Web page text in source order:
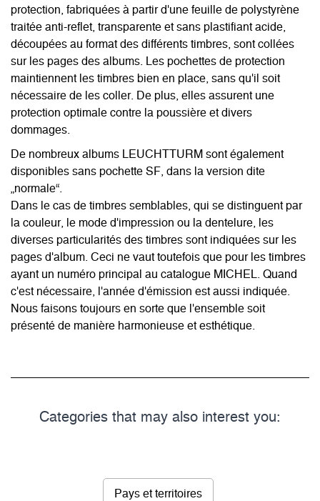
protection, fabriquées à partir d'une feuille de polystyrène
traitée anti-reflet, transparente et sans plastifiant acide,
découpées au format des différents timbres, sont collées
sur les pages des albums. Les pochettes de protection
maintiennent les timbres bien en place, sans qu'il soit
nécessaire de les coller. De plus, elles assurent une
protection optimale contre la poussière et divers
dommages.
De nombreux albums LEUCHTTURM sont également
disponibles sans pochette SF, dans la version dite
„normale“.
Dans le cas de timbres semblables, qui se distinguent par
la couleur, le mode d'impression ou la dentelure, les
diverses particularités des timbres sont indiquées sur les
pages d'album. Ceci ne vaut toutefois que pour les timbres
ayant un numéro principal au catalogue MICHEL. Quand
c'est nécessaire, l'année d'émission est aussi indiquée.
Nous faisons toujours en sorte que l'ensemble soit
présenté de manière harmonieuse et esthétique.
Categories that may also interest you:
Pays et territoires